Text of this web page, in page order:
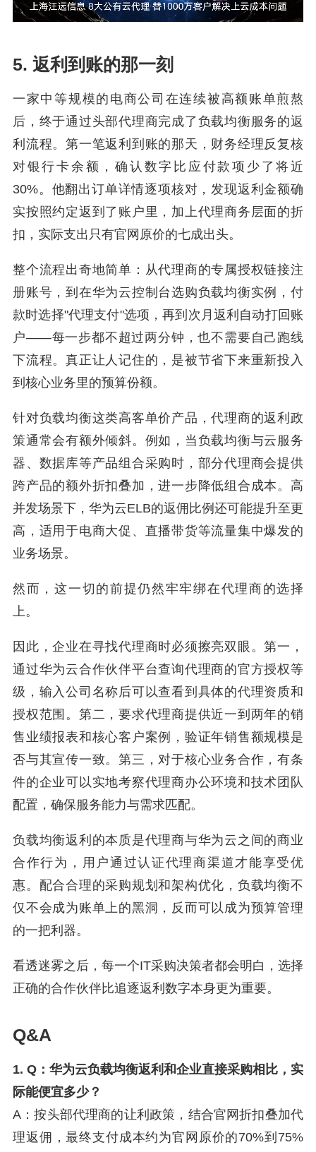
5. 返利到账的那一刻
一家中等规模的电商公司在连续被高额账单煎熬
后，终于通过头部代理商完成了负载均衡服务的返
利流程。第一笔返利到账的那天，财务经理反复核
对银行卡余额，确认数字比应付款项少了将近
30%。他翻出订单详情逐项核对，发现返利金额确
实按照约定返到了账户里，加上代理商务层面的折
扣，实际支出只有官网原价的七成出头。
整个流程出奇地简单：从代理商的专属授权链接注
册账号，到在华为云控制台选购负载均衡实例，付
款时选择"代理支付"选项，再到次月返利自动打回账
户——每一步都不超过两分钟，也不需要自己跑线
下流程。真正让人记住的，是被节省下来重新投入
到核心业务里的预算份额。
针对负载均衡这类高客单价产品，代理商的返利政
策通常会有额外倾斜。例如，当负载均衡与云服务
器、数据库等产品组合采购时，部分代理商会提供
跨产品的额外折扣叠加，进一步降低组合成本。高
并发场景下，华为云ELB的返佣比例还可能提升至更
高，适用于电商大促、直播带货等流量集中爆发的
业务场景。
然而，这一切的前提仍然牢牢绑在代理商的选择
上。
因此，企业在寻找代理商时必须擦亮双眼。第一，
通过华为云合作伙伴平台查询代理商的官方授权等
级，输入公司名称后可以查看到具体的代理资质和
授权范围。第二，要求代理商提供近一到两年的销
售业绩报表和核心客户案例，验证年销售额规模是
否与其宣传一致。第三，对于核心业务合作，有条
件的企业可以实地考察代理商办公环境和技术团队
配置，确保服务能力与需求匹配。
负载均衡返利的本质是代理商与华为云之间的商业
合作行为，用户通过认证代理商渠道才能享受优
惠。配合合理的采购规划和架构优化，负载均衡不
仅不会成为账单上的黑洞，反而可以成为预算管理
的一把利器。
看透迷雾之后，每一个IT采购决策者都会明白，选择
正确的合作伙伴比追逐返利数字本身更为重要。
Q&A
1. Q：华为云负载均衡返利和企业直接采购相比，实
际能便宜多少？
A：按头部代理商的让利政策，结合官网折扣叠加代
理返佣，最终支付成本约为官网原价的70%到75%